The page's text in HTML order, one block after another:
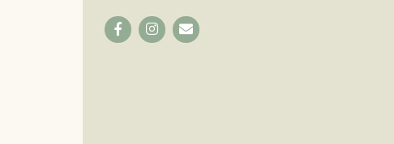
FacebookInstagram
Email